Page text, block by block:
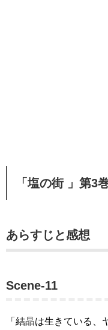
「塩の街 」第3
あらすじと感想
Scene-11
「結晶は生きている